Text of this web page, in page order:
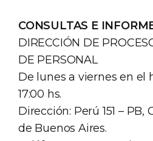
CONSULTAS E
DIRECCIÓN DE
DE PERSONAL
De lunes a viernes en el
17:00 hs.
Dirección: Perú 151 –
de Buenos Aires.